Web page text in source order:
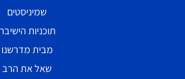
שמיניסטים
תוכניות
מבית מדרשנו
שאל את הרב